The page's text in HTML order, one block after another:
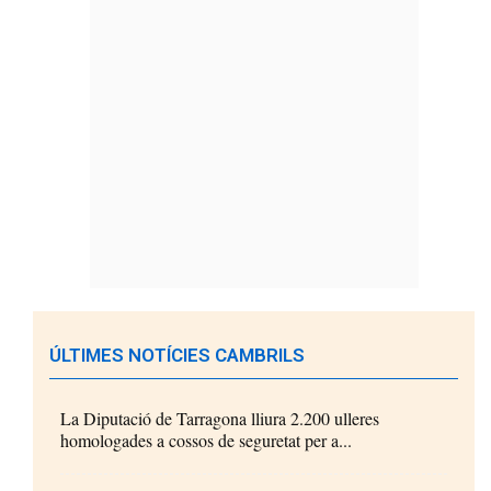
ÚLTIMES NOTÍCIES CAMBRILS
La Diputació de Tarragona lliura 2.200 ulleres
homologades a cossos de seguretat per a...